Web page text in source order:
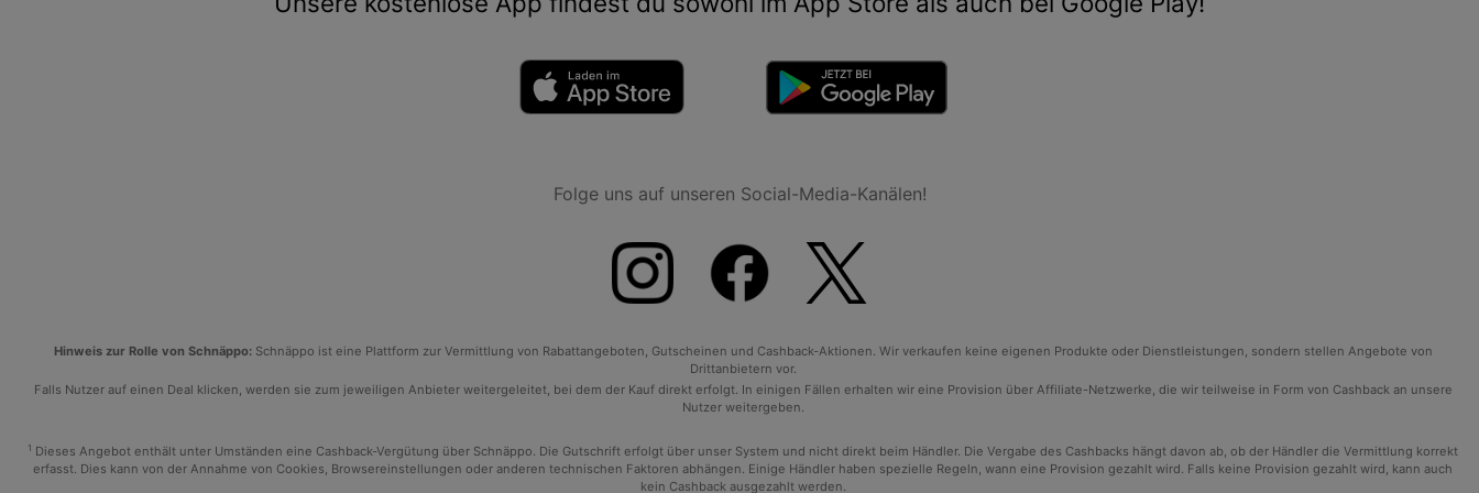
Folge uns auf unseren Social-Media-Kanälen!
Hinweis zur Rolle von Schnäppo:Schnäppo ist eine Plattform zur Vermittlung von Rabattangeboten, Gutscheinen und Cashback-Aktionen. Wir verkaufen keine eigenen Produkte oder Dienstleistungen, sondern stellen Angebote von
Drittanbietern vor.
Falls Nutzer auf einen Deal klicken, werden sie zum jeweiligen Anbieter weitergeleitet, bei dem der Kauf direkt erfolgt. In einigen Fällen erhalten wir eine Provision über Affiliate-Netzwerke, die wir teilweise in Form von Cashback an unsere
Nutzer weitergeben.
1 Dieses Angebot enthält unter Umständen eine Cashback-Vergütung über Schnäppo. Die Gutschrift erfolgt über unser System und nicht direkt beim Händler. Die Vergabe des Cashbacks hängt davon ab, ob der Händler die Vermittlung korrekt
erfasst. Dies kann von der Annahme von Cookies, Browsereinstellungen oder anderen technischen Faktoren abhängen. Einige Händler haben spezielle Regeln, wann eine Provision gezahlt wird. Falls keine Provision gezahlt wird, kann auch
kein Cashback ausgezahlt werden.